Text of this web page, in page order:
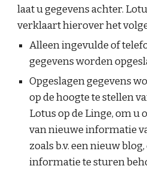
laat u gegevens achter.
verklaart hierover het
Alleen ingevulde of
gegevens worden
Opgeslagen gegevens
op de hoogte te stellen
Lotus op de Linge, om u
van nieuwe informatie
zoals b.v. een nieuw
informatie te sturen